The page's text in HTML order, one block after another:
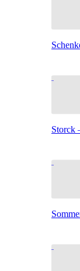
Storck